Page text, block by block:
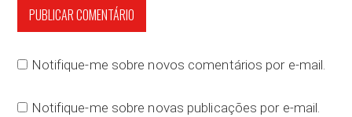
Notifique-me sobre novos comentários por e-mail.
Notifique-me sobre novas publicações por e-mail.